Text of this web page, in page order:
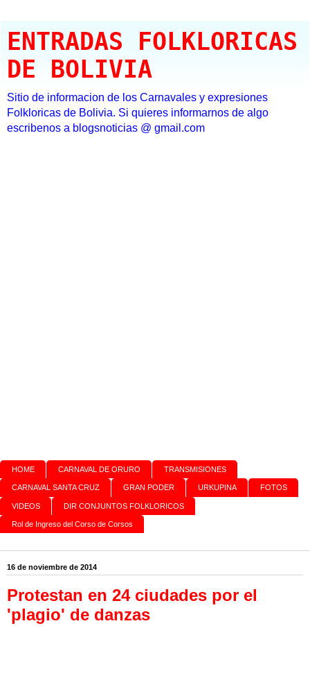
ENTRADAS FOLKLORICAS
DE BOLIVIA
Sitio de informacion de los Carnavales y expresiones
Folkloricas de Bolivia. Si quieres informarnos de algo
escribenos a blogsnoticias @ gmail.com
HOME CARNAVAL DE ORURO TRANSMISIONES
CARNAVAL SANTA CRUZ GRAN PODER URKUPINA FOTOS
VIDEOS DIR CONJUNTOS FOLKLORICOS
Rol de Ingreso del Corso de Corsos
16 de noviembre de 2014
Protestan en 24 ciudades por el
'plagio' de danzas